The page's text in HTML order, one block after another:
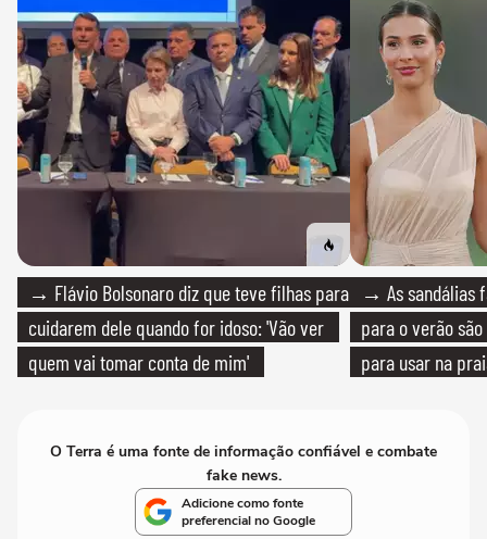
→ Flávio Bolsonaro diz que teve filhas para
cuidarem dele quando for idoso: 'Vão ver
quem vai tomar conta de mim'
→ As sandálias
para o verão
para usar na
O Terra é uma fonte de informação confiável e combate
fake news.
Adicione como fonte
preferencial no Google